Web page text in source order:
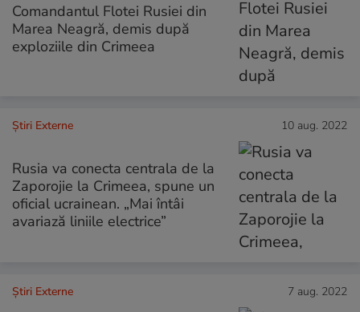
Comandantul Flotei Rusiei din
Marea Neagră, demis după
exploziile din Crimeea
Știri Externe 10 aug. 2022
Rusia va conecta centrala de la
Zaporojie la Crimeea, spune un
oficial ucrainean. „Mai întâi
avariază liniile electrice”
Știri Externe 7 aug. 2022